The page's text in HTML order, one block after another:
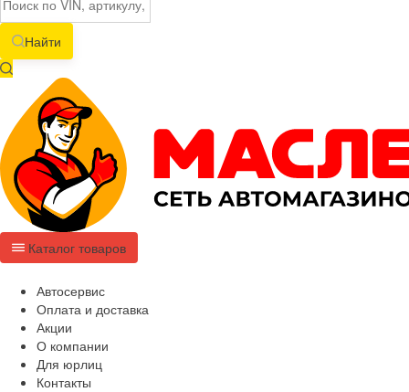
Найти
Каталог товаров
Автосервис
Оплата и доставка
Акции
О компании
Для юрлиц
Контакты